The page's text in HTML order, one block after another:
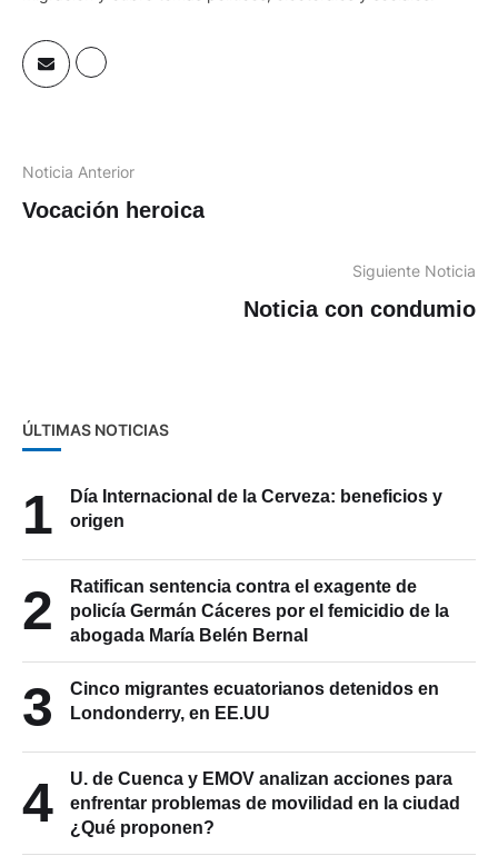
Noticia Anterior
Vocación heroica
Siguiente Noticia
Noticia con condumio
ÚLTIMAS NOTICIAS
1
Día Internacional de la Cerveza: beneficios y
origen
2
Ratifican sentencia contra el exagente de
policía Germán Cáceres por el femicidio de la
abogada María Belén Bernal
3
Cinco migrantes ecuatorianos detenidos en
Londonderry, en EE.UU
4
U. de Cuenca y EMOV analizan acciones para
enfrentar problemas de movilidad en la ciudad
¿Qué proponen?